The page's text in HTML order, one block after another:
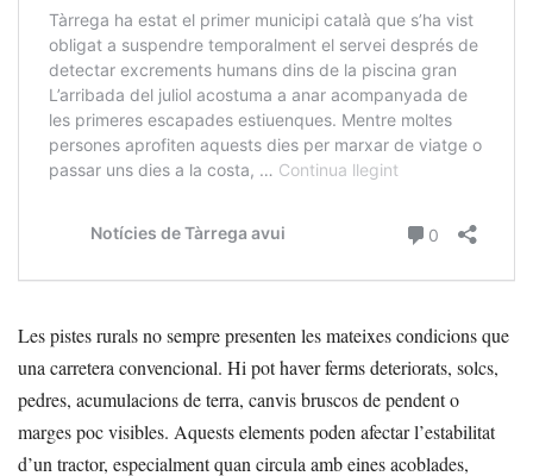
Les pistes rurals no sempre presenten les mateixes condicions que
una carretera convencional. Hi pot haver ferms deteriorats, solcs,
pedres, acumulacions de terra, canvis bruscos de pendent o
marges poc visibles. Aquests elements poden afectar l’estabilitat
d’un tractor, especialment quan circula amb eines acoblades,